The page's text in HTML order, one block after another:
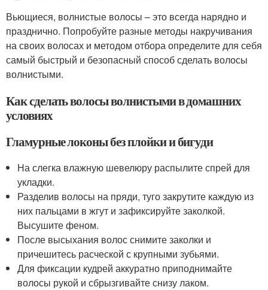
Вьющиеся, волнистые волосы – это всегда нарядно и
празднично. Попробуйте разные методы накручивания
на своих волосах и методом отбора определите для себя
самый быстрый и безопасный способ сделать волосы
волнистыми.
Как сделать волосы волнистыми в домашних
условиях
Гламурные локоны без плойки и бигуди
На слегка влажную шевелюру распылите спрей для
укладки.
Разделив волосы на пряди, туго закрутите каждую из
них пальцами в жгут и зафиксируйте заколкой.
Высушите феном.
После высыхания волос снимите заколки и
причешитесь расческой с крупными зубьями.
Для фиксации кудрей аккуратно приподнимайте
волосы рукой и сбрызгивайте снизу лаком.